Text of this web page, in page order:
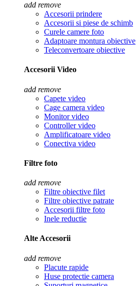
add remove
Accesorii prindere
Accesorii si piese de schimb
Curele camere foto
Adaptoare montura obiective
Teleconvertoare obiective
Accesorii Video
add remove
Capete video
Cage camera video
Monitor video
Controller video
Amplificatoare video
Conectiva video
Filtre foto
add remove
Filtre obiective filet
Filtre obiective patrate
Accesorii filtre foto
Inele reductie
Alte Accesorii
add remove
Placute rapide
Huse protectie camera